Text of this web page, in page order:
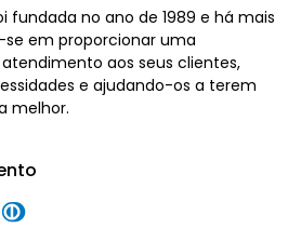
fundada no ano de 1989 e há mais
em proporcionar uma
aos seus clientes,
e ajudando-os a terem
melhor.